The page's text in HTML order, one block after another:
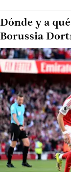
Dónde y a
Borussia